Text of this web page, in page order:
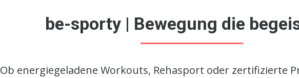
be-sporty | Bewegung die
Ob energiegeladene Workouts, Rehasport oder zertifizierte